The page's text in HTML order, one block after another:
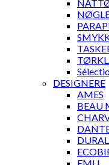
DESIGNERE
AMES
BEAU